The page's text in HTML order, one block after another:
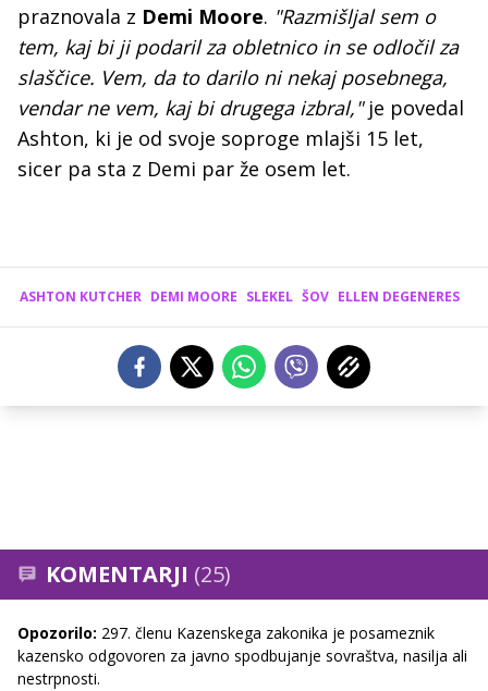
praznovala z Demi Moore. "Razmišljal sem o
tem, kaj bi ji podaril za obletnico in se odločil za
slaščice. Vem, da to darilo ni nekaj posebnega,
vendar ne vem, kaj bi drugega izbral,"je povedal
Ashton, ki je od svoje soproge mlajši 15 let,
sicer pa sta z Demi par že osem let.
ASHTON KUTCHER DEMI MOORE SLEKEL ŠOV ELLEN DEGENERES
KOMENTARJI (25)
Opozorilo: 297. členu Kazenskega zakonika je posameznik
kazensko odgovoren za javno spodbujanje sovraštva, nasilja ali
nestrpnosti.